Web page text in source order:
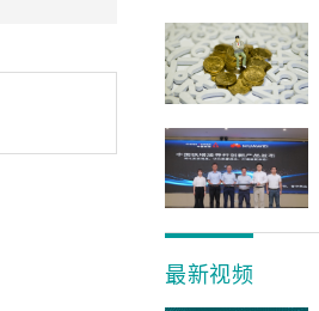
最新视频